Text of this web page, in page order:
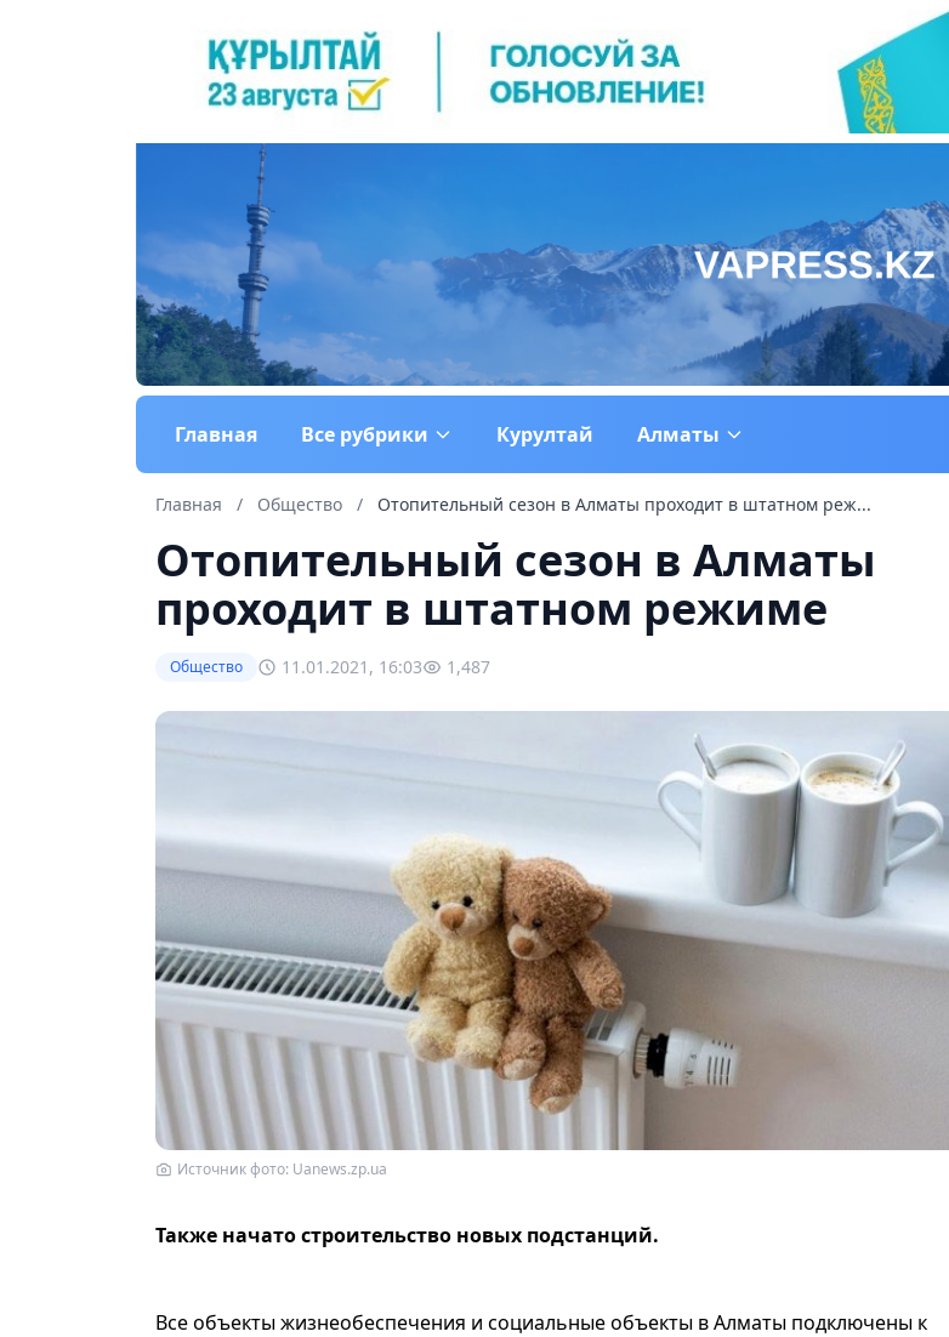
Главная Все рубрики Курултай Алматы
Главная / Общество / Отопительный сезон в Алматы проходит в штатном реж...
Отопительный сезон в Алматы
проходит в штатном режиме
Общество 11.01.2021, 16:03 1,487
Источник фото: Uanews.zp.ua
Также начато строительство новых подстанций.
Все объекты жизнеобеспечения и социальные объекты в Алматы подключены к